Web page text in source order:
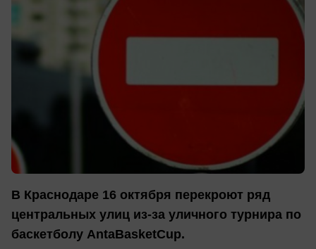
В Краснодаре 16 октября перекроют ряд
центральных улиц из-за уличного турнира по
баскетболу AntaBasketCup.